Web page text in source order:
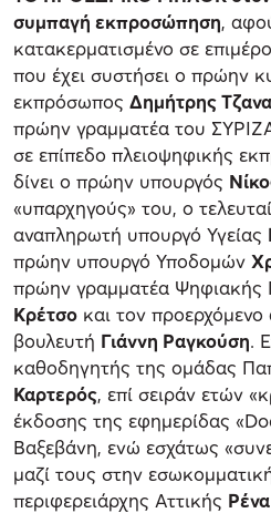
συμπαγή εκπροσώπηση,
κατακερματισμένο σε
που έχει συστήσει ο πρώην
εκπρόσωπος Δημήτρης
πρώην γραμματέα του
σε επίπεδο πλειοψηφικής
δίνει ο πρώην υπουργός
«υπαρχηγούς» του, ο
αναπληρωτή υπουργό Υγείας
πρώην υπουργό Υποδομών
πρώην γραμματέα Ψηφιακής
Κρέτσο και τον
βουλευτή Γιάννη Ραγκούση.
καθοδηγητής της ομάδας
Καρτερός, επί σειράν ετών
έκδοσης της εφημερίδας
Βαξεβάνη, ενώ εσχάτως
μαζί τους στην
περιφερειάρχης Αττικής